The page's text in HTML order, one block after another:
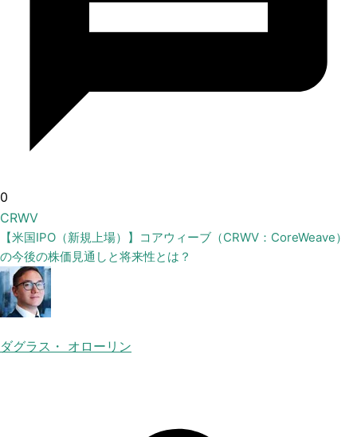
0
CRWV
【米国IPO（新規上場）】コアウィーブ（CRWV：CoreWeave）
の今後の株価見通しと将来性とは？
ダグラス・ オローリン